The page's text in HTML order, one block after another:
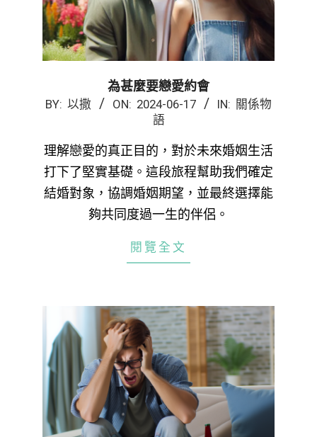
為甚麼要戀愛約會
2024-
17
BY: 以撒 ON: 2024-06-17 IN: 關係物
語
理解戀愛的真正目的，對於未來婚姻生活
打下了堅實基礎。這段旅程幫助我們確定
結婚對象，協調婚姻期望，並最終選擇能
夠共同度過一生的伴侶。
閱覽全文